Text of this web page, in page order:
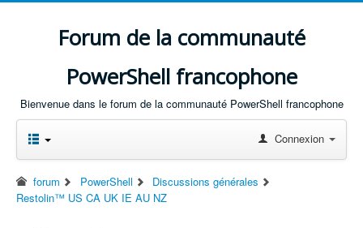
Forum de la communauté
PowerShell francophone
Bienvenue dans le forum de la communauté PowerShell francophone
Connexion
forum PowerShell
Discussions générales
Restolin™ US CA UK IE AU NZ